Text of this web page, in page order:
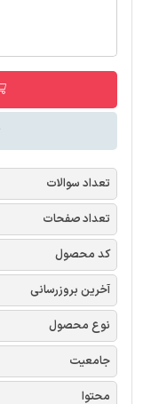
تعداد سوالات
تعداد صفحات
کد محصول
آخرین بروزرسانی
نوع محصول
جامعیت
محتوا